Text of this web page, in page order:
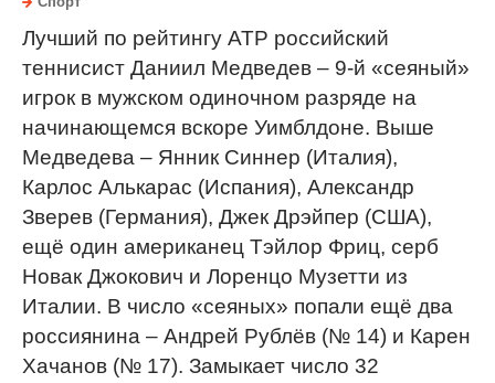
Лучший по рейтингу АТР российский
теннисист Даниил Медведев – 9-й «сеяный»
игрок в мужском одиночном разряде на
начинающемся вскоре Уимблдоне. Выше
Медведева – Янник Синнер (Италия),
Карлос Алькарас (Испания), Александр
Зверев (Германия), Джек Дрэйпер (США),
ещё один американец Тэйлор Фриц, серб
Новак Джокович и Лоренцо Музетти из
Италии. В число «сеяных» попали ещё два
россиянина – Андрей Рублёв (№ 14) и Карен
Хачанов (№ 17). Замыкает число 32